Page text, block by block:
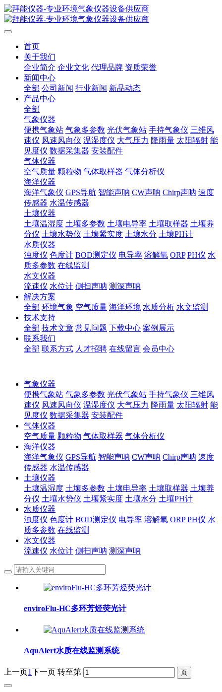
首页
关于我们
企业简介 企业文化 代理品牌 资质荣誉
新闻中心
全部 公司新闻 行业新闻 新品动态
产品中心
全部
气象仪器
便携气象站 气象多参数 光伏气象站 手持气象仪 三维风
速仪 风速风向仪 温湿度仪 大气压力 降雨量 太阳辐射 能
见度仪 数据采集器 安装配件
气体仪器
空气质量 颗粒物 气体取样器 气体分析仪
海洋仪器
海洋气象仪 GPS导航 智能声呐 CW声呐 Chirp声呐 速度
传感器 水温传感器
土壤仪器
土壤温湿度 土壤多参数 土壤电导率 土壤取样器 土壤养
分仪 土壤水势仪 土壤紧实度 土壤水分 土壤PH计
水质仪器
浊度仪 色度计 BOD测定仪 电导率 溶解氧 ORP PH仪 水
质多参数 在线监测
水文仪器
流速仪 水位计 侧扫声呐 测深声呐
解决方案
全部 环境气象 空气质量 海洋环境 水质分析 水文监测
技术支持
全部 技术文章 常见问题 下载中心 案例展示
联系我们
全部 联系方式 人才招聘 在线留言 会员中心
气象仪器
便携气象站 气象多参数 光伏气象站 手持气象仪 三维风
速仪 风速风向仪 温湿度仪 大气压力 降雨量 太阳辐射 能
见度仪 数据采集器 安装配件
气体仪器
空气质量 颗粒物 气体取样器 气体分析仪
海洋仪器
海洋气象仪 GPS导航 智能声呐 CW声呐 Chirp声呐 速度
传感器 水温传感器
土壤仪器
土壤温湿度 土壤多参数 土壤电导率 土壤取样器 土壤养
分仪 土壤水势仪 土壤紧实度 土壤水分 土壤PH计
水质仪器
浊度仪 色度计 BOD测定仪 电导率 溶解氧 ORP PH仪 水
质多参数 在线监测
水文仪器
流速仪 水位计 侧扫声呐 测深声呐
enviroFlu-HC多环芳烃荧光计
AquAlert水质在线监测系统
上一页1下一页 转至第